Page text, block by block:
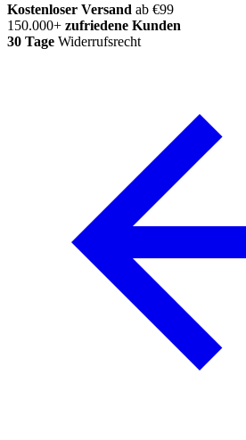
Kostenloser Versand ab €99
150.000+ zufriedene Kunden
30 Tage Widerrufsrecht